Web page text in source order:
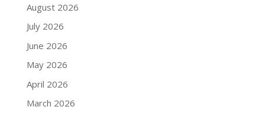
August 2026
July 2026
June 2026
May 2026
April 2026
March 2026